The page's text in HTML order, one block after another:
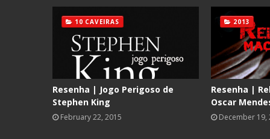
10 CAVEIRAS
Resenha | Jogo Perigoso de
Stephen King
February 22, 2015
2013
Resenha |
Oscar
December 19,